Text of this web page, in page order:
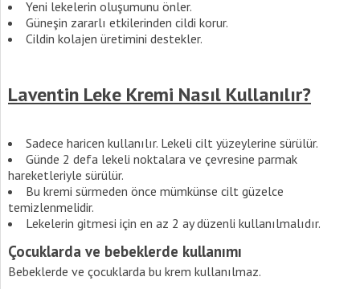
Yeni lekelerin oluşumunu önler.
Güneşin zararlı etkilerinden cildi korur.
Cildin kolajen üretimini destekler.
Laventin Leke Kremi Nasıl Kullanılır?
Sadece haricen kullanılır. Lekeli cilt yüzeylerine sürülür.
Günde 2 defa lekeli noktalara ve çevresine parmak
hareketleriyle sürülür.
Bu kremi sürmeden önce mümkünse cilt güzelce
temizlenmelidir.
Lekelerin gitmesi için en az 2 ay düzenli kullanılmalıdır.
Çocuklarda ve bebeklerde kullanımı
Bebeklerde ve çocuklarda bu krem kullanılmaz.